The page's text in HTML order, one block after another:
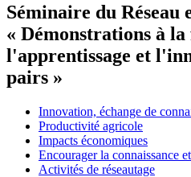
Séminaire du Réseau
« Démonstrations à
l'apprentissage et
pairs »
Innovation, échange de
Productivité agricole
Impacts économiques
Encourager la connaissance
Activités de réseautage